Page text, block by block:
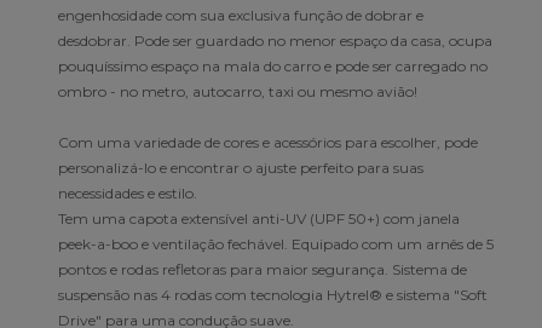
engenhosidade com sua exclusiva função de dobrar e
desdobrar. Pode ser guardado no menor espaço da casa, ocupa
pouquíssimo espaço na mala do carro e pode ser carregado no
ombro - no metro, autocarro, taxi ou mesmo avião!
Com uma variedade de cores e acessórios para escolher, pode
personalizá-lo e encontrar o ajuste perfeito para suas
necessidades e estilo.
Tem uma capota extensível anti-UV (UPF 50+) com janela
peek-a-boo e ventilação fechável. Equipado com um arnês de 5
pontos e rodas refletoras para maior segurança. Sistema de
suspensão nas 4 rodas com tecnologia Hytrel® e sistema "Soft
Drive" para uma condução suave.